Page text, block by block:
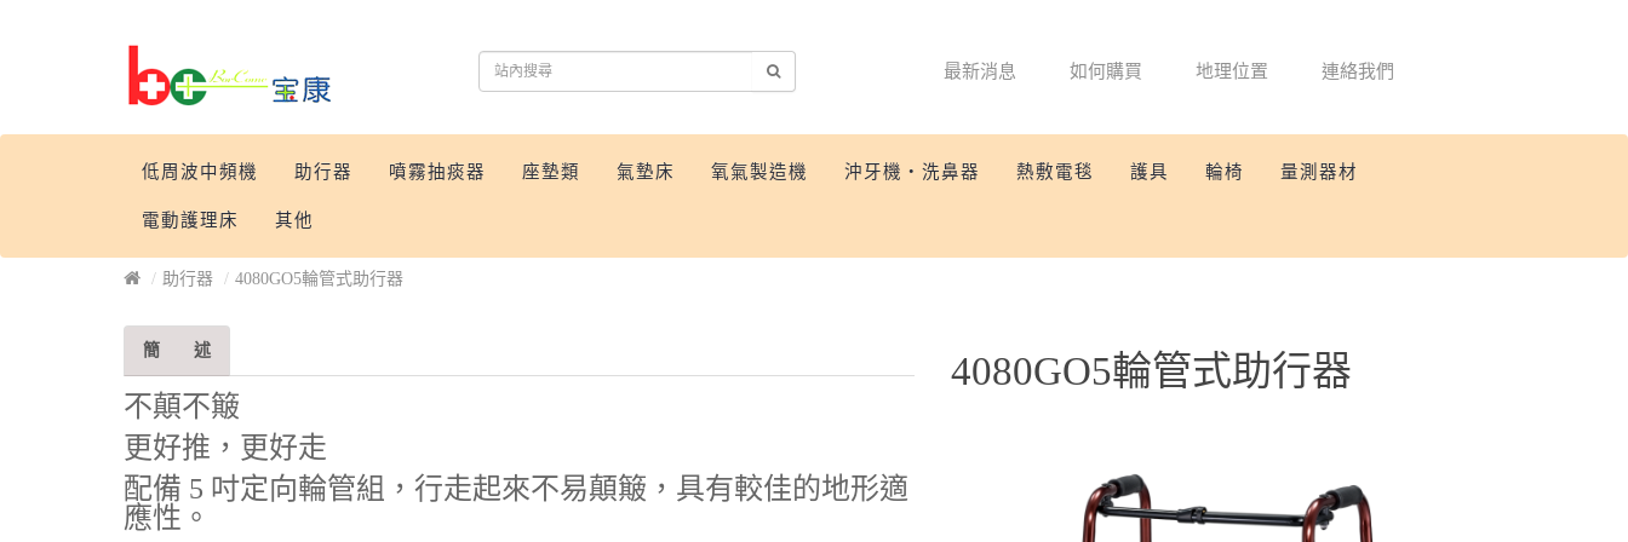
最新消息 如何購買 地理位置 連絡我們
低周波中頻機 助行器 噴霧抽痰器 座墊類 氣墊床 氧氣製造機 沖牙機‧洗鼻器 熱敷電毯 護具 輪椅 量測器材
電動護理床 其他
助行器 4080GO5輪管式助行器
簡 述
不顛不簸
更好推，更好走
配備 5 吋定向輪管組，行走起來不易顛簸，具有較佳的地形適
應性。
4080GO5輪管式助行器